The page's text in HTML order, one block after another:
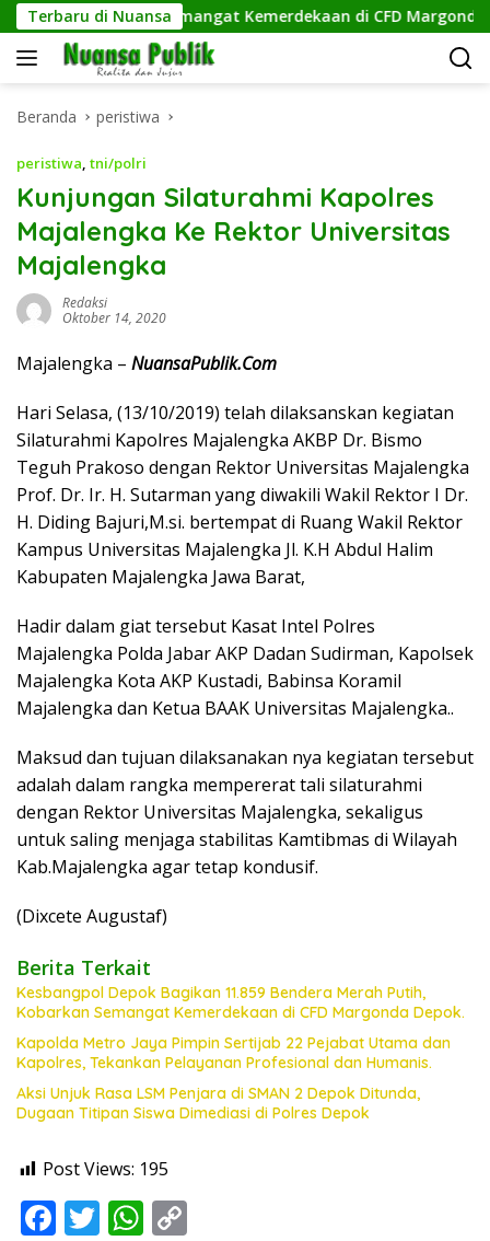
Langsung
ke
konten
Terbaru di Nuansa
Kobarkan Semangat Kemerdekaan di CFD Margonda Depok.
Beranda peristiwa
peristiwa, tni/polri
Kunjungan Silaturahmi Kapolres
Majalengka Ke Rektor Universitas
Majalengka
Redaksi
Oktober 14, 2020
Majalengka – NuansaPublik.Com
Hari Selasa, (13/10/2019) telah dilaksanskan kegiatan
Silaturahmi Kapolres Majalengka AKBP Dr. Bismo
Teguh Prakoso dengan Rektor Universitas Majalengka
Prof. Dr. Ir. H. Sutarman yang diwakili Wakil Rektor I Dr.
H. Diding Bajuri,M.si. bertempat di Ruang Wakil Rektor
Kampus Universitas Majalengka Jl. K.H Abdul Halim
Kabupaten Majalengka Jawa Barat,
Hadir dalam giat tersebut Kasat Intel Polres
Majalengka Polda Jabar AKP Dadan Sudirman, Kapolsek
Majalengka Kota AKP Kustadi, Babinsa Koramil
Majalengka dan Ketua BAAK Universitas Majalengka..
Maksud dan tujuan dilaksanakan nya kegiatan tersebut
adalah dalam rangka mempererat tali silaturahmi
dengan Rektor Universitas Majalengka, sekaligus
untuk saling menjaga stabilitas Kamtibmas di Wilayah
Kab.Majalengka agar tetap kondusif.
(Dixcete Augustaf)
Berita Terkait
Kesbangpol Depok Bagikan 11.859 Bendera Merah Putih,
Kobarkan Semangat Kemerdekaan di CFD Margonda Depok.
Kapolda Metro Jaya Pimpin Sertijab 22 Pejabat Utama dan
Kapolres, Tekankan Pelayanan Profesional dan Humanis.
Aksi Unjuk Rasa LSM Penjara di SMAN 2 Depok Ditunda,
Dugaan Titipan Siswa Dimediasi di Polres Depok
Post Views: 195
F T W